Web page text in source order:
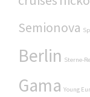
Semionova
Berlin Sterne-
Gama Young